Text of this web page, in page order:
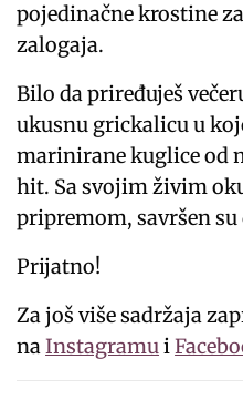
pojedinačne krostine
zalogaja.
Bilo da priređuješ
ukusnu grickalicu u
marinirane kuglice od
hit. Sa svojim živim
pripremom, savršen
Prijatno!
Za još više sadržaja
naInstagramui